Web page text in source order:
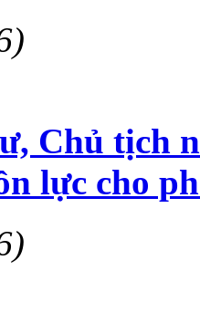
Chủ tịch
lực cho